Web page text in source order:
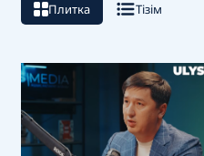
Плитка Тізім